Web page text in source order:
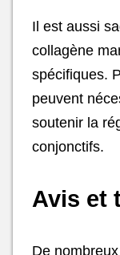
Il est aussi
collagène
spécifiques.
peuvent
soutenir la
conjonctifs.
Avis et
De